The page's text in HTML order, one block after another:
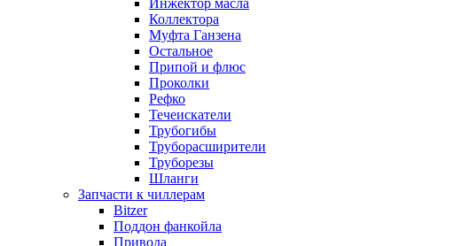
Инжектор масла
Коллектора
Муфта Ганзена
Остальное
Припой и флюс
Проколки
Рефко
Течеискатели
Трубогибы
Труборасширители
Труборезы
Шланги
Запчасти к чиллерам
Bitzer
Поддон фанкойла
Привода